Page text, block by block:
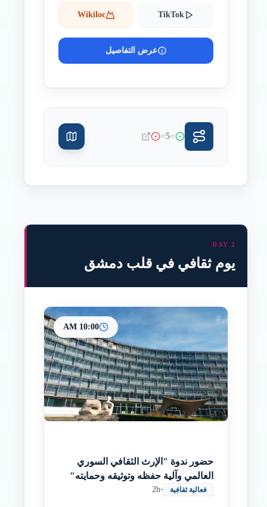
TikTok
Wikiloc
عرض التفاصيل
>
5
>
Inicio
Paradas intermedias
Final
DAY 2
يوم ثقافي في قلب دمشق
10:00 AM
حضور ندوة "الإرث الثقافي السوري
العالمي وآلية حفظه وتوثيقه وحمايته"
فعالية ثقافية •
2h